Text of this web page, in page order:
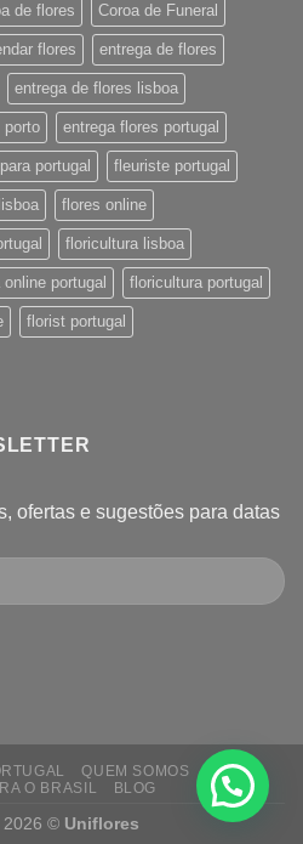
de flores Coroa de Funeral
flores entrega de flores
entrega de flores lisboa
porto entrega flores portugal
portugal fleuriste portugal
flores online
floricultura lisboa
portugal floricultura portugal
florist portugal
ofertas e sugestões para datas
QUEM SOMOS
O BRASIL
BLOG
2026 © Uniflores